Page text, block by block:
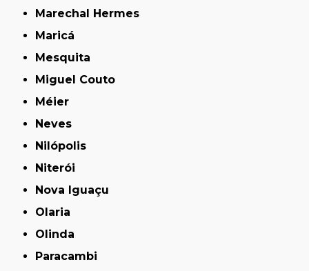
Marechal Hermes
Maricá
Mesquita
Miguel Couto
Méier
Neves
Nilópolis
Niterói
Nova Iguaçu
Olaria
Olinda
Paracambi